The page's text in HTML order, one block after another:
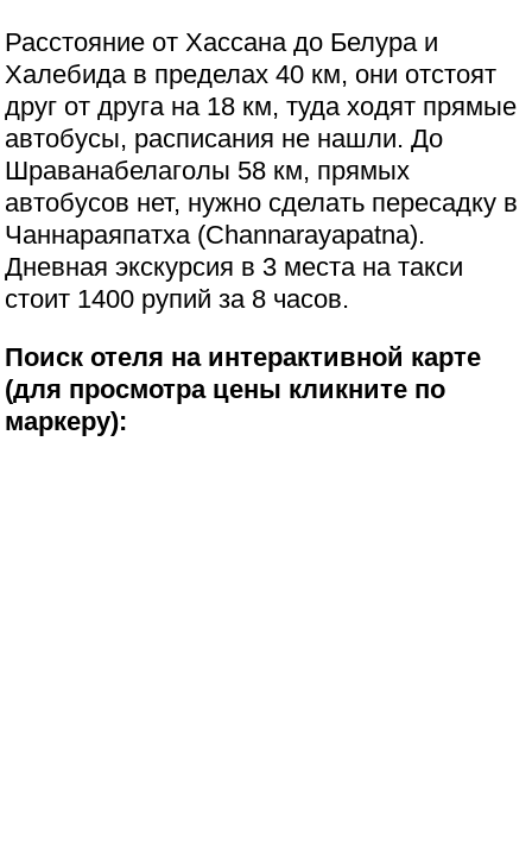
Расстояние от Хассана до Белура и
Халебида в пределах 40 км, они отстоят
друг от друга на 18 км, туда ходят прямые
автобусы, расписания не нашли. До
Шраванабелаголы 58 км, прямых
автобусов нет, нужно сделать пересадку в
Чаннараяпатха (Channarayapatna).
Дневная экскурсия в 3 места на такси
стоит 1400 рупий за 8 часов.
Поиск отеля на интерактивной карте
(для просмотра цены кликните по
маркеру):